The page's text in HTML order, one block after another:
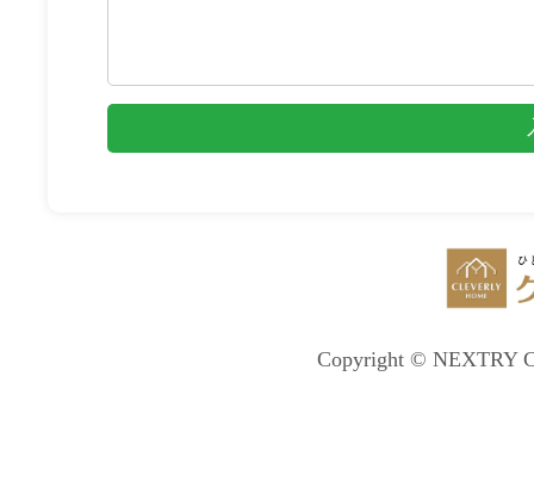
Copyright © NEXTRY